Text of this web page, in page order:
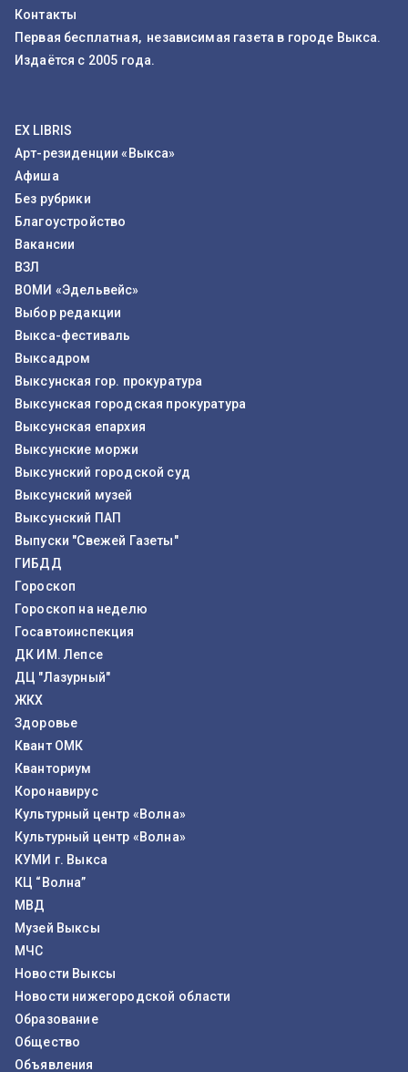
Контакты
Первая бесплатная, независимая газета в городе Выкса.
Издаётся с 2005 года.
EX LIBRIS
Арт-резиденции «Выкса»
Афиша
Без рубрики
Благоустройство
Вакансии
ВЗЛ
ВОМИ «Эдельвейс»
Выбор редакции
Выкса-фестиваль
Выксадром
Выксунская гор. прокуратура
Выксунская городская прокуратура
Выксунская епархия
Выксунские моржи
Выксунский городской суд
Выксунский музей
Выксунский ПАП
Выпуски "Свежей Газеты"
ГИБДД
Гороскоп
Гороскоп на неделю
Госавтоинспекция
ДК ИМ. Лепсе
ДЦ "Лазурный"
ЖКХ
Здоровье
Квант ОМК
Кванториум
Коронавирус
Культурный центр «Волна»
Культурный центр «Волна»
КУМИ г. Выкса
КЦ “Волна”
МВД
Музей Выксы
МЧС
Новости Выксы
Новости нижегородской области
Образование
Общество
Объявления